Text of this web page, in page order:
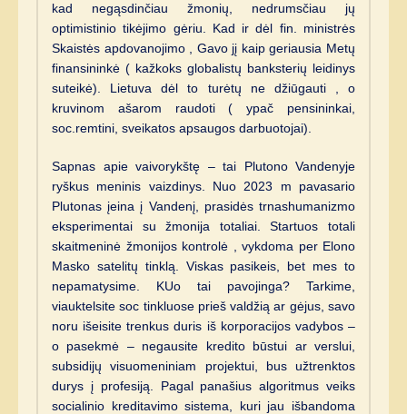
kad negąsdinčiau žmonių, nedrumsčiau jų
optimistinio tikėjimo gėriu. Kad ir dėl fin. ministrės
Skaistės apdovanojimo , Gavo jį kaip geriausia Metų
finansininkė ( kažkoks globalistų banksterių leidinys
suteikė). Lietuva dėl to turėtų ne džiūgauti , o
kruvinom ašarom raudoti ( ypač pensininkai,
soc.remtini, sveikatos apsaugos darbuotojai).
Sapnas apie vaivorykštę – tai Plutono Vandenyje
ryškus meninis vaizdinys. Nuo 2023 m pavasario
Plutonas įeina į Vandenį, prasidės trnashumanizmo
eksperimentai su žmonija totaliai. Startuos totali
skaitmeninė žmonijos kontrolė , vykdoma per Elono
Masko satelitų tinklą. Viskas pasikeis, bet mes to
nepamatysime. KUo tai pavojinga? Tarkime,
viauktelsite soc tinkluose prieš valdžią ar gėjus, savo
noru išeisite trenkus duris iš korporacijos vadybos –
o pasekmė – negausite kredito būstui ar verslui,
subsidijų visuomeniniam projektui, bus užtrenktos
durys į profesiją. Pagal panašius algoritmus veiks
socialinio kreditavimo sistema, kuri jau išbandoma